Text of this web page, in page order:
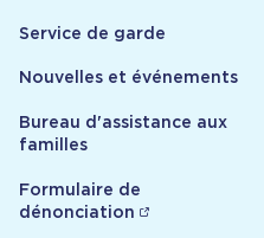
Service de garde
Nouvelles et événements
Bureau d'assistance aux
familles
Formulaire de
dénonciation